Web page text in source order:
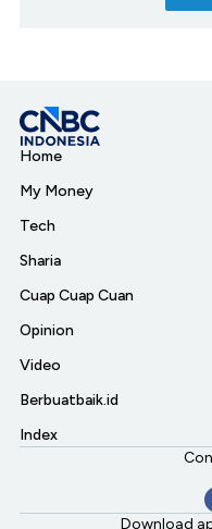
Home
My Money
Tech
Sharia
Cuap Cuap Cuan
Opinion
Video
Berbuatbaik.id
Index
Download